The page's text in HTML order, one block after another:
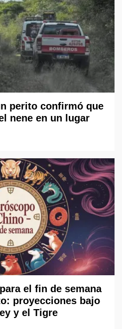
perito confirmó que
nene en un lugar
el fin de semana
proyecciones bajo
y el Tigre